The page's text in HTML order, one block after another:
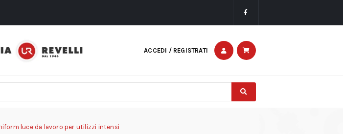
ACCEDI / REGISTRATI
luce da lavoro per utilizzi intensi